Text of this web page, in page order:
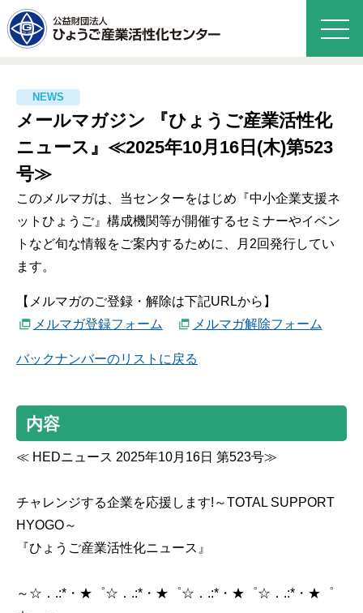
メールマガジン 『ひょうご産業活性化
ニュース』≪2025年10月16日(木)第523
号≫
このメルマガは、当センターをはじめ『中小企業支援ネ
ットひょうご』構成機関等が開催するセミナーやイベン
トなど旬な情報をご案内するために、月2回発行してい
ます。
【メルマガのご登録・解除は下記URLから】
メルマガ登録フォーム
メルマガ解除フォーム
バックナンバーのリストに戻る
内容
≪ HEDニュース 2025年10月16日 第523号≫
チャレンジする企業を応援します!～TOTAL SUPPORT
HYOGO～
『ひょうご産業活性化ニュース』
～☆．.:*・★゜☆．.:*・★゜☆．.:*・★゜☆．.:*・★゜